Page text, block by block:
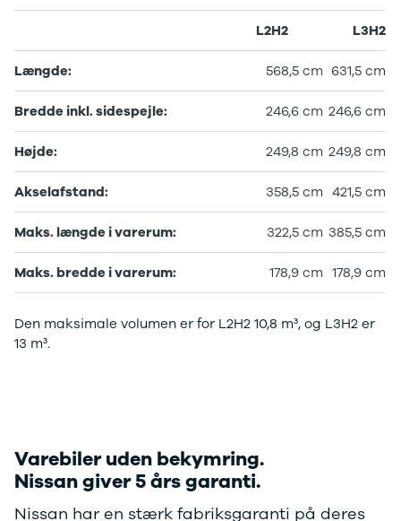
L2H2 L3H2
Længde: 568,5 cm 631,5 cm
Bredde inkl. sidespejle: 246,6 cm 246,6 cm
Højde: 249,8 cm 249,8 cm
Akselafstand: 358,5 cm 421,5 cm
Maks. længde i varerum: 322,5 cm 385,5 cm
Maks. bredde i varerum: 178,9 cm 178,9 cm
Den maksimale volumen er for L2H2 10,8 m³, og L3H2 er
13 m³.
Varebiler uden bekymring.
Nissan giver 5 års garanti.
Nissan har en stærk fabriksgaranti på deres